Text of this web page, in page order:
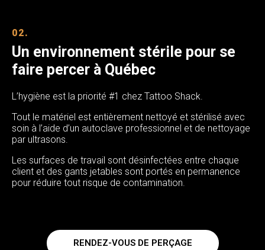
02.
Un environnement stérile pour se
faire percer à Québec
L’hygiène est la priorité #1 chez Tattoo Shack.
Tout le matériel est entièrement nettoyé et stérilisé avec
soin à l’aide d’un autoclave professionnel et de nettoyage
par ultrasons.
Les surfaces de travail sont désinfectées entre chaque
client et des gants jetables sont portés en permanence
pour réduire tout risque de contamination.
RENDEZ-VOUS DE PERÇAGE